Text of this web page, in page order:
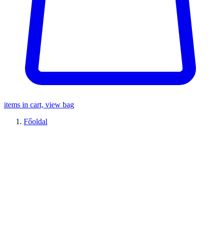
items in cart, view bag
Főoldal